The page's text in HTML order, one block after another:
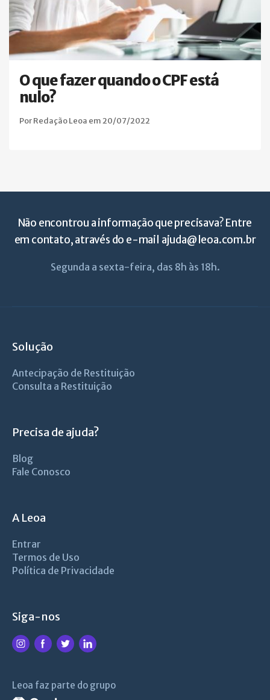
O que fazer quando o CPF está
nulo?
Por Redação Leoa em 20/07/2022
Não encontrou a informação que precisava? Entre
em contato, através do e-mail ajuda@leoa.com.br
Segunda a sexta-feira, das 8h às 18h.
Solução
Antecipação de Restituição
Consulta a Restituição
Precisa de ajuda?
Blog
Fale Conosco
A Leoa
Entrar
Termos de Uso
Política de Privacidade
Siga-nos
Leoa faz parte do grupo